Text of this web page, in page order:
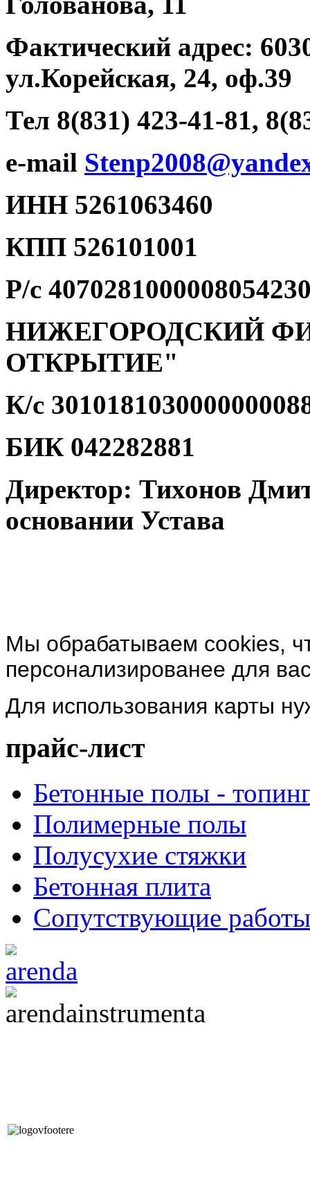
Фактический адрес:
ул.Корейская, 24, оф.39
Тел 8(831) 423-41-81,
e-mail
ИНН 5261063460
КПП 526101001
Р/с
НИЖЕГОРОДСКИЙ
ОТКРЫТИЕ"
К/с
БИК 042282881
Директор: Тихонов
основании Устава
Мы обрабатываем cookies,
персонализированее для
Для использования карты
прайс-лист
Бетонные полы -
Полимерные полы
Полусухие стяжки
Бетонная плита
Сопутствующие работы